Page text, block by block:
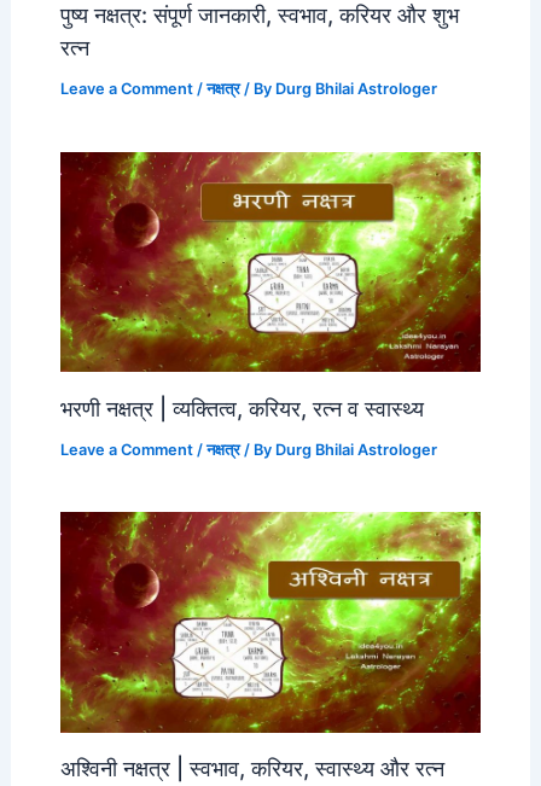
पुष्य नक्षत्र: संपूर्ण जानकारी, स्वभाव, करियर और शुभ
रत्न
Leave a Comment /नक्षत्र/ By Durg Bhilai Astrologer
भरणी नक्षत्र | व्यक्तित्व, करियर, रत्न व स्वास्थ्य
Leave a Comment /नक्षत्र/ By Durg Bhilai Astrologer
अश्विनी नक्षत्र | स्वभाव, करियर, स्वास्थ्य और रत्न